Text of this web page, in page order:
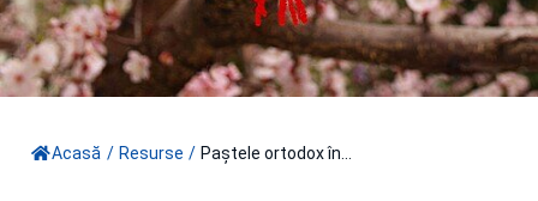
Acasă / Resurse / Paștele ortodox în...